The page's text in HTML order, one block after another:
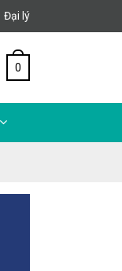
Đại lý
0